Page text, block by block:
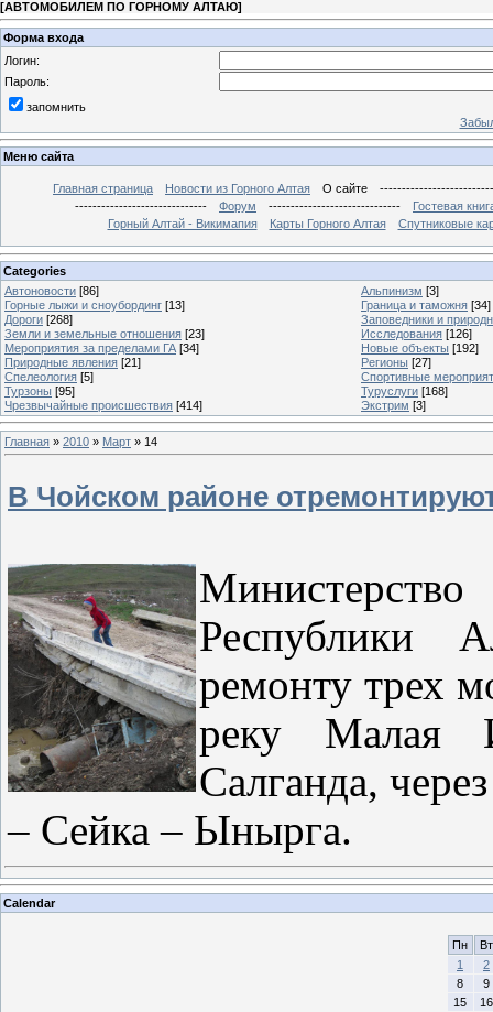
[АВТОМОБИЛЕМ ПО ГОРНОМУ АЛТАЮ]
Форма входа
Логин:
Пароль:
запомнить
Меню сайта
Главная страница Новости из Горного Алтая О сайте
------------------------------
Форум ------------------------------
Гостевая
Горный Алтай - Викимапия
Карты Горного Алтая Спутниковые
Categories
Автоновости [86] Альпинизм [3]
Горные лыжи и сноубординг [13] Граница и таможня [34]
Дороги [268]
Заповедники и
Земли и земельные отношения [23] Исследования [126]
Мероприятия за пределами ГА [34] Новые объекты [192]
Природные явления [21] Регионы [27]
Спелеология [5]
Спортивные
Турзоны [95] Туруслуги [168]
Чрезвычайные происшествия [414] Экстрим [3]
Главная » 2010 » Март » 14
В Чойском районе
Республики
ремонту трех
реку Малая
Салганда,
– Сейка – Ынырга.
Calendar
Пн
Вт
1
2
8
9
15
16